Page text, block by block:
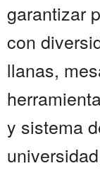
garantizar
con
llanas,
y sistema